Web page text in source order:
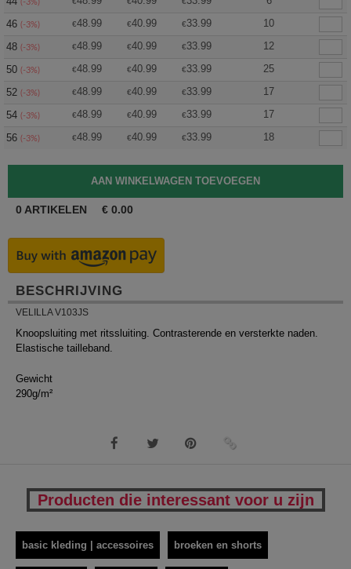
(-3%)
46 (-3%) €48.99 €40.99 €33.99
10
48 (-3%) €48.99 €40.99 €33.99
12
50 (-3%) €48.99 €40.99 €33.99
25
52 (-3%) €48.99 €40.99 €33.99
17
54 (-3%) €48.99 €40.99 €33.99
17
56 (-3%) €48.99 €40.99 €33.99 18
0 ARTIKELEN € 0.00
BESCHRIJVING
VELILLA V103JS
Knoopsluiting met ritssluiting. Contrasterende en versterkte naden.
Elastische tailleband.
Gewicht
290g/m²
Producten die interessant voor u zijn
basic kleding | accessoires broeken en shorts